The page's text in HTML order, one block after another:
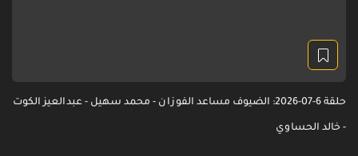
حلقة 6-07-2026: الضيوف مساعد الفوزان - محمد سهيل - عبدالعيز الكوت
- خالد الحساوي